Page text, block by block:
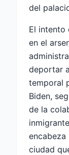
del
El intento
en el
deportar
temporal
Biden,
de la
encabeza
ciudad